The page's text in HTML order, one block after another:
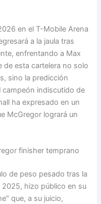
en el T-Mobile Arena
a la jaula tras
enfrentando a Max
de esta cartelera no solo
sino la predicción
campeón indiscutido de
ha expresado en un
McGregor logrará un
finisher temprano
de peso pesado tras la
hizo público en su
que, a su juicio,